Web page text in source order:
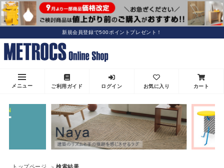
新規会員登録で500ポイントプレゼント！
メニュー ご利用ガイド ログイン お気に入り カート
トップページ 検索結果